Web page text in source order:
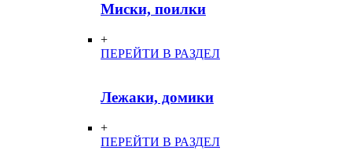
Миски, поилки
+
ПЕРЕЙТИ В РАЗДЕЛ
Лежаки, домики
+
ПЕРЕЙТИ В РАЗДЕЛ